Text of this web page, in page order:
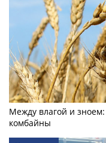
Между влагой и
комбайны